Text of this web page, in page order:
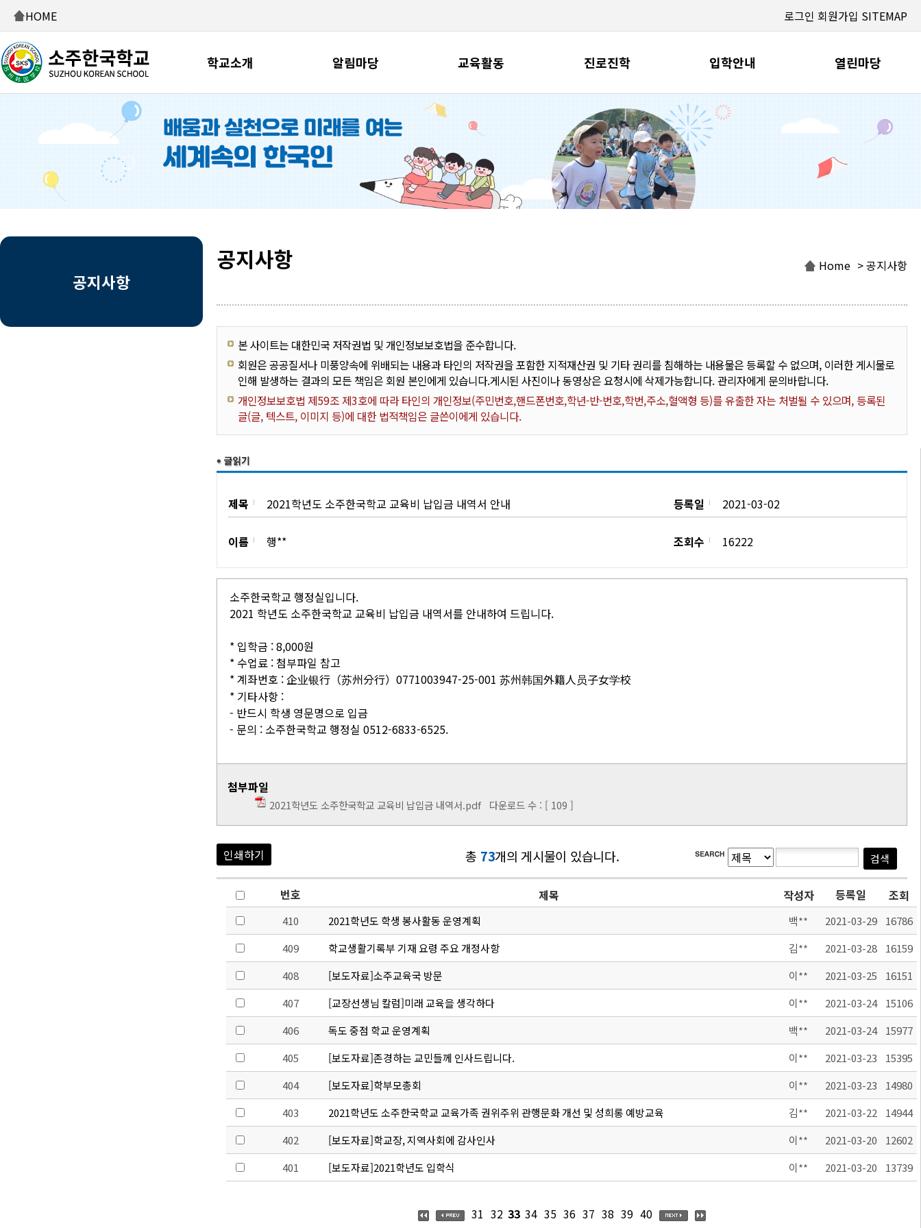
HOME 로그인 회원가입 SITEMAP
학교소개 알림마당 교육활동 진로진학 입학안내 열린마당
공지사항
공지사항 Home > 공지사항
본 사이트는 대한민국 저작권법 및 개인정보보호법을 준수합니다.
회원은 공공질서나 미풍양속에 위배되는 내용과 타인의 저작권을 포함한 지적재산권 및 기타 권리를 침해하는 내용물은 등록할 수 없으며, 이러한 게시물로
인해 발생하는 결과의 모든 책임은 회원 본인에게 있습니다.게시된 사진이나 동영상은 요청시에 삭제가능합니다. 관리자에게 문의바랍니다.
개인정보보호법 제59조 제3호에 따라 타인의 개인정보(주민번호,핸드폰번호,학년-반-번호,학번,주소,혈액형 등)를 유출한 자는 처벌될 수 있으며, 등록된
글(글, 텍스트, 이미지 등)에 대한 법적책임은 글쓴이에게 있습니다.
제목 2021학년도 소주한국학교 교육비 납입금 내역서 안내 등록일 2021-03-02
이름 행** 조회수 16222
소주한국학교 행정실입니다.
2021 학년도 소주한국학교 교육비 납입금 내역서를 안내하여 드립니다.
* 입학금 : 8,000원
* 수업료 : 첨부파일 참고
* 계좌번호 : 企业银行（苏州分行）0771003947-25-001 苏州韩国外籍人员子女学校
* 기타사항 :
- 반드시 학생 영문명으로 입금
- 문의 : 소주한국학교 행정실 0512-6833-6525.
첨부파일
2021학년도 소주한국학교 교육비 납입금 내역서.pdf다운로드 수 : [ 109 ]
인쇄하기 총 73개의 게시물이 있습니다.
번호 제목 작성자 등록일 조회
410 2021학년도 학생 봉사활동 운영계획 백** 2021-03-29
16786
409
학교생활기록부 기재 요령 주요 개정사항 김** 2021-03-28
16159
408
[보도자료]소주교육국 방문 이** 2021-03-25
16151
407
[교장선생님 칼럼]미래 교육을 생각하다 이** 2021-03-24
15106
406
독도 중점 학교 운영계획 백** 2021-03-24
15977
405
[보도자료]존경하는 교민들께 인사드립니다. 이** 2021-03-23
15395
404
[보도자료]학부모총회 이** 2021-03-23
14980
403
2021학년도 소주한국학교 교육가족 권위주위 관행문화 개선 및 성희롱 예방교육 김** 2021-03-22
14944
402
[보도자료]학교장, 지역사회에 감사인사 이** 2021-03-20
12602
401
[보도자료]2021학년도 입학식 이** 2021-03-20 13739
31 32 33 34 35 36 37 38 39 40